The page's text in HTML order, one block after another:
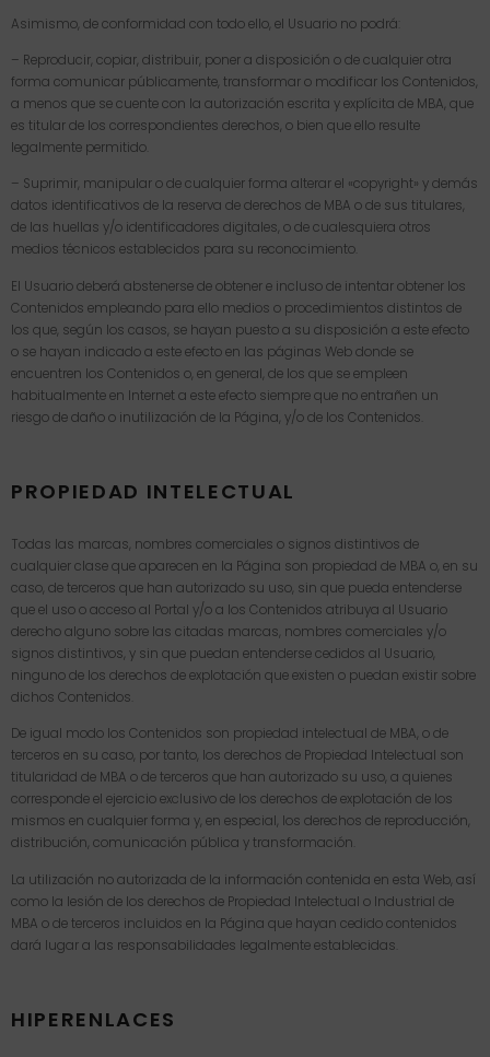
Asimismo, de conformidad con todo ello, el Usuario no podrá:
– Reproducir, copiar, distribuir, poner a disposición o de cualquier otra
forma comunicar públicamente, transformar o modificar los Contenidos,
a menos que se cuente con la autorización escrita y explícita de MBA, que
es titular de los correspondientes derechos, o bien que ello resulte
legalmente permitido.
– Suprimir, manipular o de cualquier forma alterar el «copyright» y demás
datos identificativos de la reserva de derechos de MBA o de sus titulares,
de las huellas y/o identificadores digitales, o de cualesquiera otros
medios técnicos establecidos para su reconocimiento.
El Usuario deberá abstenerse de obtener e incluso de intentar obtener los
Contenidos empleando para ello medios o procedimientos distintos de
los que, según los casos, se hayan puesto a su disposición a este efecto
o se hayan indicado a este efecto en las páginas Web donde se
encuentren los Contenidos o, en general, de los que se empleen
habitualmente en Internet a este efecto siempre que no entrañen un
riesgo de daño o inutilización de la Página, y/o de los Contenidos.
PROPIEDAD INTELECTUAL
Todas las marcas, nombres comerciales o signos distintivos de
cualquier clase que aparecen en la Página son propiedad de MBA o, en su
caso, de terceros que han autorizado su uso, sin que pueda entenderse
que el uso o acceso al Portal y/o a los Contenidos atribuya al Usuario
derecho alguno sobre las citadas marcas, nombres comerciales y/o
signos distintivos, y sin que puedan entenderse cedidos al Usuario,
ninguno de los derechos de explotación que existen o puedan existir sobre
dichos Contenidos.
De igual modo los Contenidos son propiedad intelectual de MBA, o de
terceros en su caso, por tanto, los derechos de Propiedad Intelectual son
titularidad de MBA o de terceros que han autorizado su uso, a quienes
corresponde el ejercicio exclusivo de los derechos de explotación de los
mismos en cualquier forma y, en especial, los derechos de reproducción,
distribución, comunicación pública y transformación.
La utilización no autorizada de la información contenida en esta Web, así
como la lesión de los derechos de Propiedad Intelectual o Industrial de
MBA o de terceros incluidos en la Página que hayan cedido contenidos
dará lugar a las responsabilidades legalmente establecidas.
HIPERENLACES